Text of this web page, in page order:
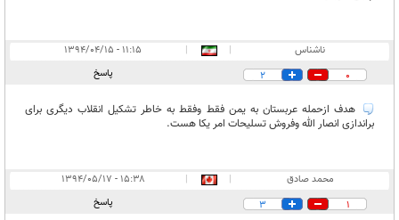
ناشناس |
|
۱۱:۱۵ - ۱۳۹۴/۰۴/۱۵
0
2 پاسخ
هدف ازحمله عربستان به یمن فقط وفقط به خاطر تشکیل انقلاب دیگری برای
براندازی انصار الله وفروش تسلیحات امر یکا هست.
محمد صادق |
|
۱۵:۳۸ - ۱۳۹۴/۰۵/۱۷
1
3 پاسخ